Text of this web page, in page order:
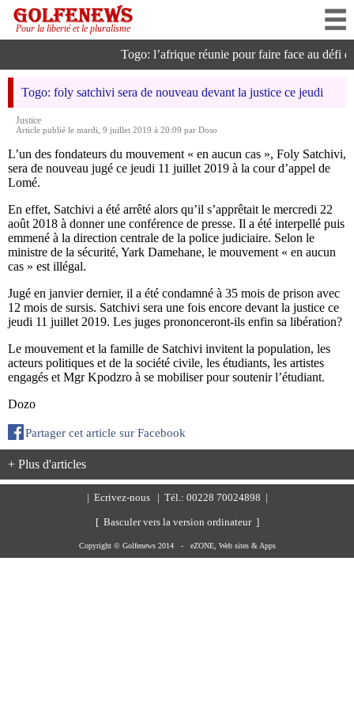
Pour la liberté et le pluralisme
Togo: l’afrique réunie pour faire face au défi
Togo: foly satchivi sera de nouveau devant la justice ce jeudi
Justice
Article publié le mardi, 9 juillet 2019 à 20:09 par Doso
L’un des fondateurs du mouvement « en aucun cas », Foly Satchivi,
sera de nouveau jugé ce jeudi 11 juillet 2019 à la cour d’appel de
Lomé.
En effet, Satchivi a été arrêté alors qu’il s’apprêtait le mercredi 22
août 2018 à donner une conférence de presse. Il a été interpellé puis
emmené à la direction centrale de la police judiciaire. Selon le
ministre de la sécurité, Yark Damehane, le mouvement « en aucun
cas » est illégal.
Jugé en janvier dernier, il a été condamné à 35 mois de prison avec
12 mois de sursis. Satchivi sera une fois encore devant la justice ce
jeudi 11 juillet 2019. Les juges prononceront-ils enfin sa libération?
Le mouvement et la famille de Satchivi invitent la population, les
acteurs politiques et de la société civile, les étudiants, les artistes
engagés et Mgr Kpodzro à se mobiliser pour soutenir l’étudiant.
Dozo
Partager cet article sur Facebook
+ Plus d'articles
Ecrivez-nous | Tél.: 00228 70024898 |
[ Basculer vers la version ordinateur ]
Copyright © Golfenews 2014 - eZONE, Web sites & Apps